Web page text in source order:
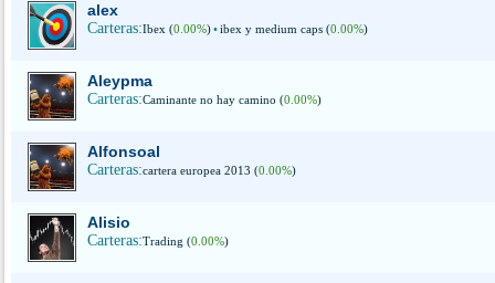
alex
Carteras:Ibex (0.00%)•ibex y medium caps (0.00%)
Aleypma
Carteras:Caminante no hay camino (0.00%)
Alfonsoal
Carteras:cartera europea 2013 (0.00%)
Alisio
Carteras:Trading (0.00%)